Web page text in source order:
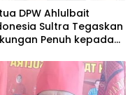
DPW Ahlulbait
Sultra Tegaskan
Penuh kepada